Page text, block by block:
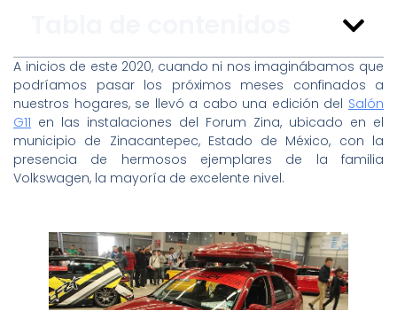
A inicios de este 2020, cuando ni nos imaginábamos que
podríamos pasar los próximos meses confinados a
nuestros hogares, se llevó a cabo una edición del Salón
G11 en las instalaciones del Forum Zina, ubicado en el
municipio de Zinacantepec, Estado de México, con la
presencia de hermosos ejemplares de la familia
Volkswagen, la mayoría de excelente nivel.